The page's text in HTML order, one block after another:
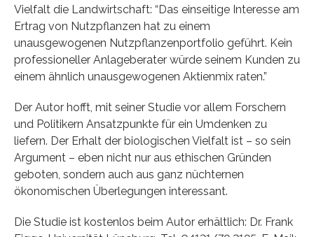
Vielfalt die Landwirtschaft: “Das einseitige Interesse am
Ertrag von Nutzpflanzen hat zu einem
unausgewogenen Nutzpflanzenportfolio geführt. Kein
professioneller Anlageberater würde seinem Kunden zu
einem ähnlich unausgewogenen Aktienmix raten.”
Der Autor hofft, mit seiner Studie vor allem Forschern
und Politikern Ansatzpunkte für ein Umdenken zu
liefern. Der Erhalt der biologischen Vielfalt ist – so sein
Argument – eben nicht nur aus ethischen Gründen
geboten, sondern auch aus ganz nüchternen
ökonomischen Überlegungen interessant.
Die Studie ist kostenlos beim Autor erhältlich: Dr. Frank